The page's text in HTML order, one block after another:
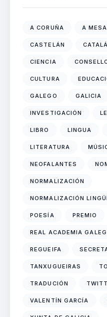
A CORUÑA A MESA
CASTELÁN
CIENCIA
CULTURA
GALEGO GALICIA
INVESTIGACIÓN
LIBRO LINGUA
LITERATURA
NEOFALANTES
NORMALIZACIÓN
NORMALIZACIÓN
POESÍA PREMIO
REAL ACADEMIA
REGUEIFA
TANXUGUEIRAS
TRADUCIÓN
VALENTÍN GARCÍA